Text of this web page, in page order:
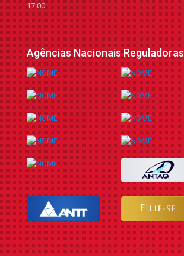
17:00
Agências Nacionais Reguladoras